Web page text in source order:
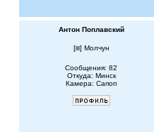
Антон Поплавский
[ ] Молчун
Сообщения: 82
Откуда: Минск
Камера: Сапоп